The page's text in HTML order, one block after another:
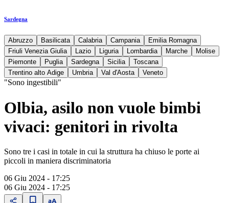
Sardegna
Abruzzo Basilicata Calabria Campania
Emilia Romagna
Friuli Venezia Giulia
Lazio Liguria Lombardia Marche
Molise
Piemonte
Puglia Sardegna Sicilia
Toscana
Trentino alto Adige
Umbria Val d'Aosta Veneto
"Sono ingestibili"
Olbia, asilo non vuole bimbi
vivaci: genitori in rivolta
Sono tre i casi in totale in cui la struttura ha chiuso le porte ai
piccoli in maniera discriminatoria
06 Giu 2024 - 17:25
06 Giu 2024 - 17:25